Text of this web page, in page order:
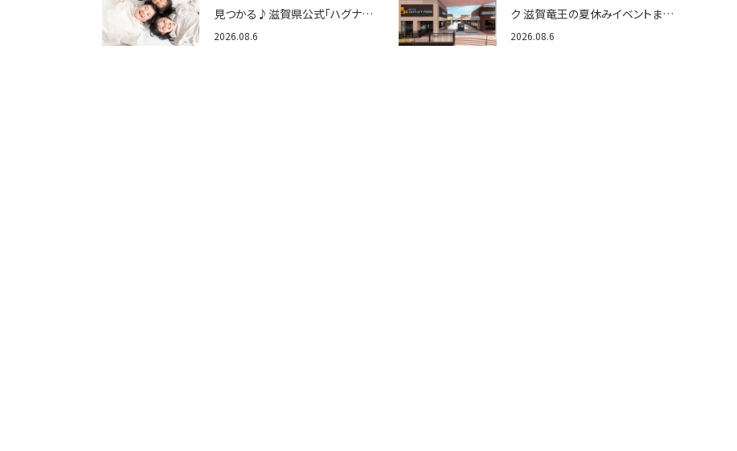
見つかる♪滋賀県公式「ハグナビ
しが」使ってる？おでかけ・制度・子
2026.08.6
ク 滋賀竜王の夏休みイベントまと
め！びしょぬれ水あそび・激辛グル
2026.08.6